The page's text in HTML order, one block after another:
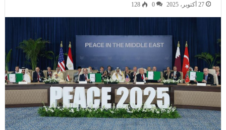
27 أكتوبر، 2025 0
128